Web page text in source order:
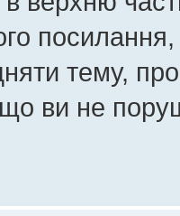
тему,
ви не